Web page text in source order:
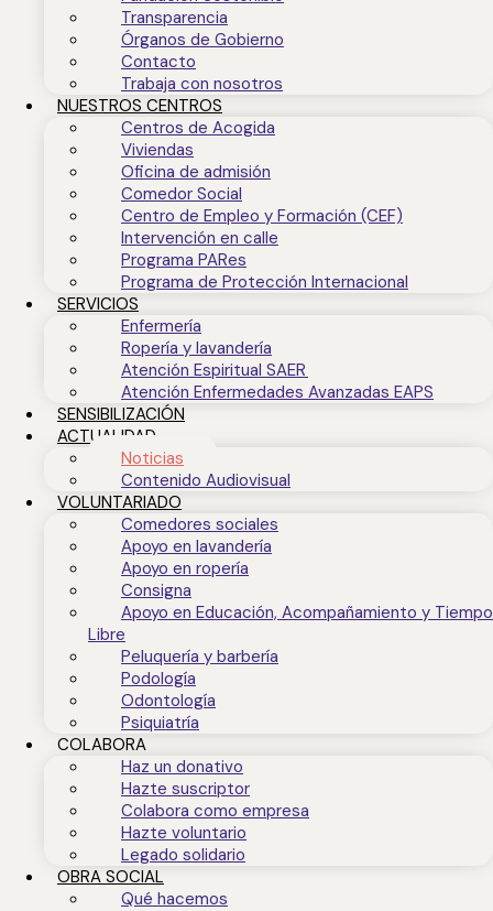
Transparencia
Órganos de Gobierno
Contacto
Trabaja con nosotros
NUESTROS CENTROS
Centros de Acogida
Viviendas
Oficina de admisión
Comedor Social
Centro de Empleo y Formación (CEF)
Intervención en calle
Programa PARes
Programa de Protección Internacional
SERVICIOS
Enfermería
Ropería y lavandería
Atención Espiritual SAER
Atención Enfermedades Avanzadas EAPS
SENSIBILIZACIÓN
ACTUALIDAD
Noticias
Contenido Audiovisual
VOLUNTARIADO
Comedores sociales
Apoyo en lavandería
Apoyo en ropería
Consigna
Apoyo en Educación, Acompañamiento y Tiempo
Libre
Peluquería y barbería
Podología
Odontología
Psiquiatría
COLABORA
Haz un donativo
Hazte suscriptor
Colabora como empresa
Hazte voluntario
Legado solidario
OBRA SOCIAL
Qué hacemos